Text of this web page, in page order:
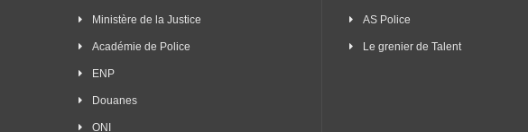
Ministère de la Justice
Académie de Police
ENP
Douanes
ONI
AS Police
Le grenier de Talent